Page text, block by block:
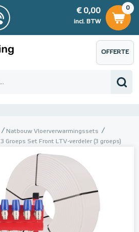
0
€ 0,00
incl. BTW
€ 0,00
OFFERTE
AANVRAGEN
Natbouw Vloerverwarmingssets
3 Groeps Set Front LTV-verdeler (3 groeps)